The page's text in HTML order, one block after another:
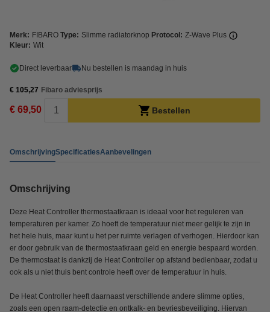
Merk: FIBARO Type: Slimme radiatorknop Protocol: Z-Wave Plus
Kleur: Wit
Direct leverbaar Nu bestellen is maandag in huis
€ 105,27 Fibaro adviesprijs
€ 69,50 Bestellen
OmschrijvingSpecificatiesAanbevelingen
Omschrijving
Deze Heat Controller thermostaatkraan is ideaal voor het reguleren van
temperaturen per kamer. Zo hoeft de temperatuur niet meer gelijk te zijn in
het hele huis, maar kunt u het per ruimte verlagen of verhogen. Hierdoor kan
er door gebruik van de thermostaatkraan geld en energie bespaard worden.
De thermostaat is dankzij de Heat Controller op afstand bedienbaar, zodat u
ook als u niet thuis bent controle heeft over de temperatuur in huis.
De Heat Controller heeft daarnaast verschillende andere slimme opties,
zoals een open raam-detectie en ontkalk- en bevriesbeveiliging. Hiervan